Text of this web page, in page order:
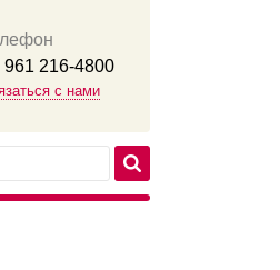
961 216-4800
с нами